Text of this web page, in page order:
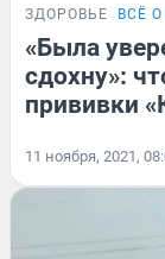
ЗДОРОВЬЕ ВСЁ
«Была
сдохну»:
прививки
11 ноября, 2021,